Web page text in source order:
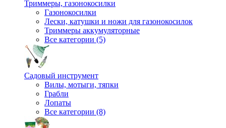
Триммеры, газонокосилки
Газонокосилки
Лески, катушки и ножи для газонокосилок
Триммеры аккумуляторные
Все категории (5)
Садовый инструмент
Вилы, мотыги, тяпки
Грабли
Лопаты
Все категории (8)